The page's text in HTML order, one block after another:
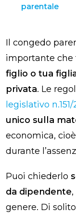
parentale
Il congedo
importante che
figlio o tua
privata. Le
legislativo n.151/
unico sulla
economica, cioè
durante
Puoi chiederlo
da dipendente
genere. Di